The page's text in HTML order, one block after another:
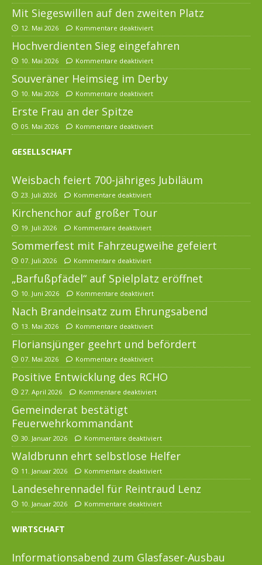
Mit Siegeswillen auf den zweiten Platz
12. Mai 2026 Kommentare deaktiviert
Hochverdienten Sieg eingefahren
10. Mai 2026 Kommentare deaktiviert
Souveräner Heimsieg im Derby
10. Mai 2026 Kommentare deaktiviert
Erste Frau an der Spitze
05. Mai 2026 Kommentare deaktiviert
GESELLSCHAFT
Weisbach feiert 700-jähriges Jubiläum
23. Juli 2026 Kommentare deaktiviert
Kirchenchor auf großer Tour
19. Juli 2026 Kommentare deaktiviert
Sommerfest mit Fahrzeugweihe gefeiert
07. Juli 2026 Kommentare deaktiviert
„Barfußpfädel“ auf Spielplatz eröffnet
10. Juni 2026 Kommentare deaktiviert
Nach Brandeinsatz zum Ehrungsabend
13. Mai 2026 Kommentare deaktiviert
Floriansjünger geehrt und befördert
07. Mai 2026 Kommentare deaktiviert
Positive Entwicklung des RCHO
27. April 2026 Kommentare deaktiviert
Gemeinderat bestätigt
Feuerwehrkommandant
30. Januar 2026 Kommentare deaktiviert
Waldbrunn ehrt selbstlose Helfer
11. Januar 2026 Kommentare deaktiviert
Landesehrennadel für Reintraud Lenz
10. Januar 2026 Kommentare deaktiviert
WIRTSCHAFT
Informationsabend zum Glasfaser-Ausbau